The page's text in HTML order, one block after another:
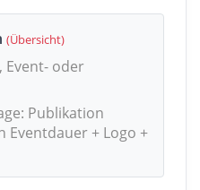
(Übersicht)
Event- oder
Publikation
Eventdauer + Logo +